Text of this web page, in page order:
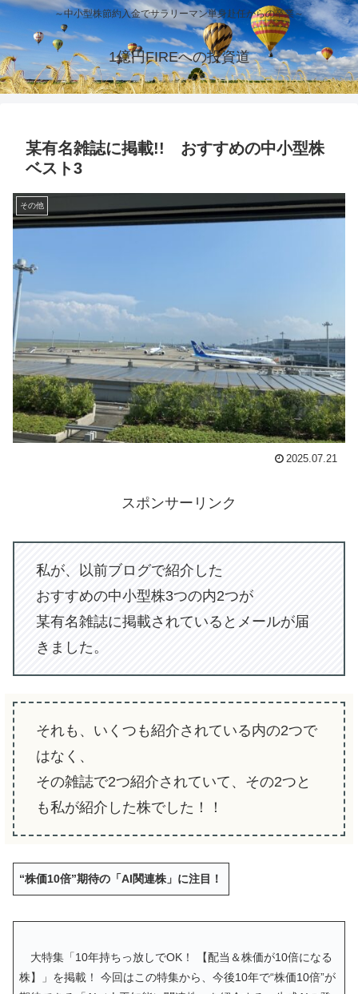
～中小型株節約入金でサラリーマン単身赴任からの卒業～
1億円FIREへの投資道
某有名雑誌に掲載!! おすすめの中小型株
ベスト3
その他
2025.07.21
スポンサーリンク
私が、以前ブログで紹介した
おすすめの中小型株3つの内2つが
某有名雑誌に掲載されているとメールが届
きました。
それも、いくつも紹介されている内の2つで
はなく、
その雑誌で2つ紹介されていて、その2つと
も私が紹介した株でした！！
“株価10倍”期待の「AI関連株」に注目！
大特集「10年持ちっ放しでOK！ 【配当＆株価が10倍になる
株】」を掲載！ 今回はこの特集から、今後10年で“株価10倍”が